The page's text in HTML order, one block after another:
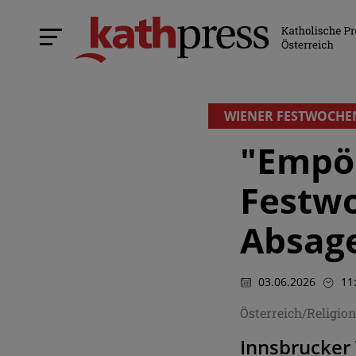
WIENER
03.06.2026
Österreich/
Innsbrucker